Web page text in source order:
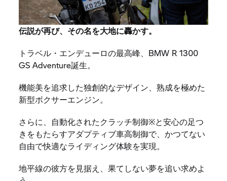
伝説が再び、その名を大地に轟かす。
トラベル・エンデューロの最高峰、BMW R 1300
GS Adventure誕生。
機能美を追求した独創的なデザイン、熟成を極めた
新型ボクサーエンジン。
さらに、自動化されたクラッチ制御※と安心の足つ
きをもたらすアダプティブ車高制御で、かつてない
自由で快適なライディング体験を実現。
地平線の彼方を見据え、果てしない夢を追い求めよ